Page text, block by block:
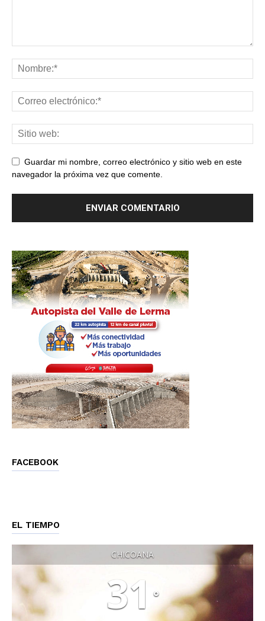
Guardar mi nombre, correo electrónico y sitio web en este
navegador la próxima vez que comente.
FACEBOOK
EL TIEMPO
CHICOANA
31 °